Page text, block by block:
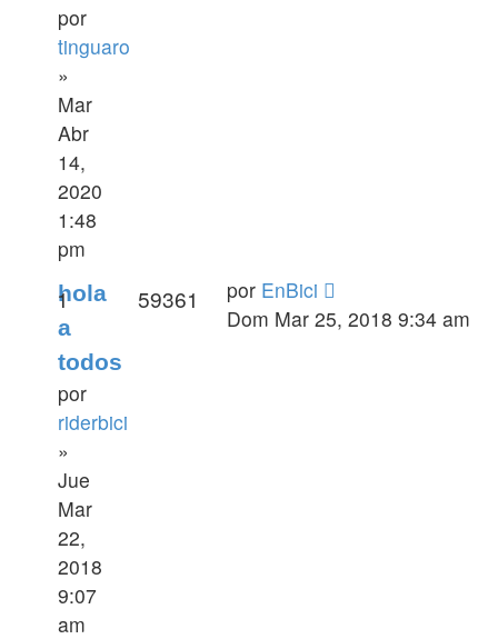
por
tinguaro
»
Mar
Abr
14,
2020
1:48
pm
hola
a
todos
por
riderbici
»
Jue
Mar
22,
2018
9:07
am
1 59361 por EnBici
Dom Mar 25, 2018 9:34 am